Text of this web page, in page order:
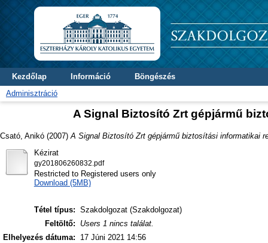
Kezdőlap Információ
Böngészés
Adminisztráció
A Signal Biztosító Zrt gépjármű
Csató, Anikó (2007) A Signal Biztosító Zrt gépjármű biztosítási informatikai
Kézirat
gy201806260832.pdf
Restricted to Registered users only
Download (5MB)
Tétel típus: Szakdolgozat (Szakdolgozat)
Feltöltő:
Users 1 nincs találat.
Elhelyezés dátuma:
17 Júni 2021 14:56